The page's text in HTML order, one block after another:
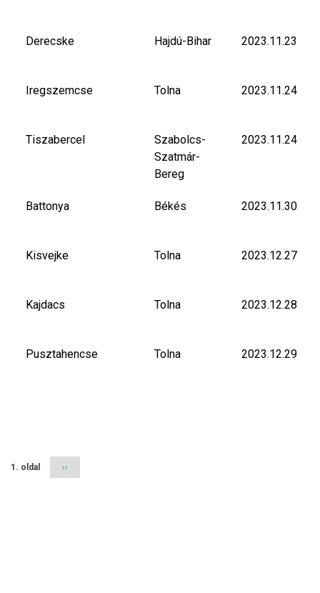
Derecske Hajdú-Bihar 2023.11.23
Iregszemcse Tolna 2023.11.24
Tiszabercel
Szabolcs-
Szatmár-
Bereg
2023.11.24
Battonya Békés 2023.11.30
Kisvejke Tolna 2023.12.27
Kajdacs Tolna 2023.12.28
Pusztahencse Tolna 2023.12.29
1. oldal
Következő
oldal
››